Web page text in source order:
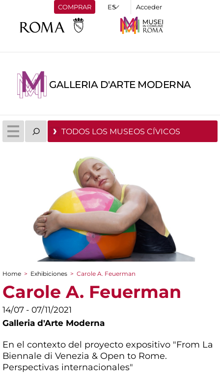
COMPRAR Acceder
GALLERIA D'ARTE MODERNA
TODOS LOS MUSEOS CÍVICOS
You are here
Home > Exhibiciones > Carole A. Feuerman
Carole A. Feuerman
14/07 - 07/11/2021
Galleria d'Arte Moderna
En el contexto del proyecto expositivo "From La
Biennale di Venezia & Open to Rome.
Perspectivas internacionales"